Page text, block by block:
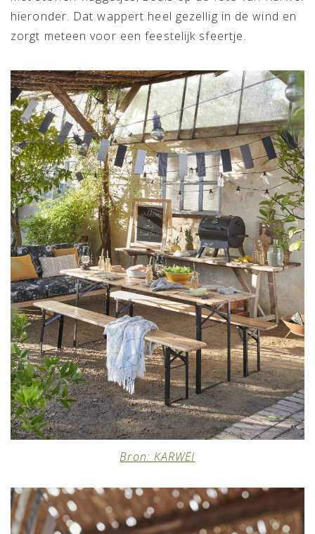
hieronder. Dat wappert heel gezellig in de wind en
zorgt meteen voor een feestelijk sfeertje.
Bron: KARWEI